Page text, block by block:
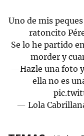
Uno de mis
ratoncito
Se lo he partido
morder y
—Hazle una foto y
ella no es
— Lola